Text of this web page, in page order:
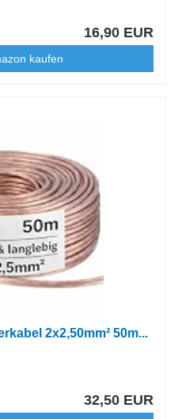
16,90 EUR
kaufen
2x2,50mm² 50m...
32,50 EUR